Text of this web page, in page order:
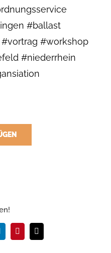
#ballast
#workshop
#niederrhein
Pinterest
E-
Mail